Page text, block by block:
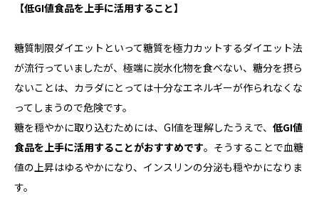
【低GI値食品を上手に活用すること】
糖質制限ダイエットといって糖質を極力カットするダイエット法
が流行っていましたが、極端に炭水化物を食べない、糖分を摂ら
ないことは、カラダにとっては十分なエネルギーが作られなくな
ってしまうので危険です。
糖を穏やかに取り込むためには、GI値を理解したうえで、 低GI値
食品を上手に活用することがおすすめです。そうすることで血糖
値の上昇はゆるやかになり、インスリンの分泌も穏やかになりま
す。